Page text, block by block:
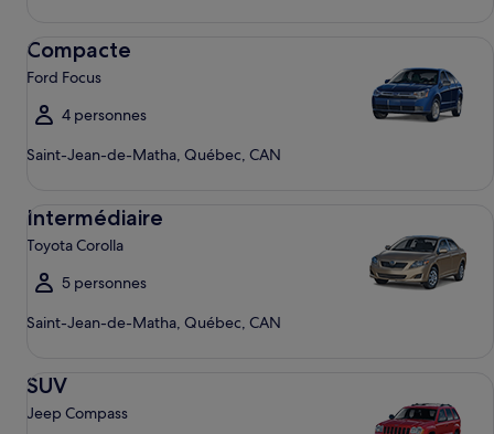
Compacte
Ford Focus
4 personnes
Saint-Jean-de-Matha, Québec, CAN
Intermédiaire
Toyota Corolla
5 personnes
Saint-Jean-de-Matha, Québec, CAN
SUV
Jeep Compass